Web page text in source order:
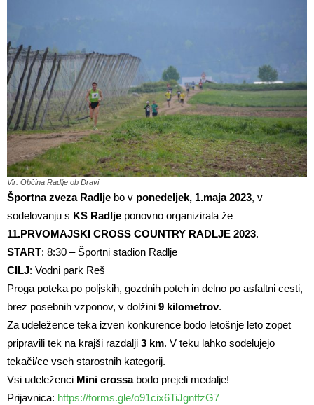
Vir: Občina Radlje ob Dravi
Športna zveza Radlje bo v ponedeljek, 1.maja 2023, v
sodelovanju s KS Radlje ponovno organizirala že
11.PRVOMAJSKI CROSS COUNTRY RADLJE 2023.
START: 8:30 – Športni stadion Radlje
CILJ: Vodni park Reš
Proga poteka po poljskih, gozdnih poteh in delno po asfaltni cesti,
brez posebnih vzponov, v dolžini 9 kilometrov.
Za udeležence teka izven konkurence bodo letošnje leto zopet
pripravili tek na krajši razdalji 3 km. V teku lahko sodelujejo
tekači/ce vseh starostnih kategorij.
Vsi udeleženci Mini crossabodo prejeli medalje!
Prijavnica: https://forms.gle/o91cix6TiJgntfzG7